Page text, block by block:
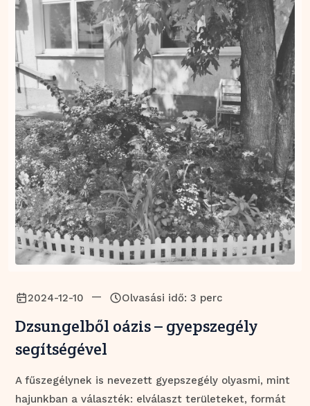
2024-12-10 — Olvasási idő: 3 perc
Dzsungelből oázis – gyepszegély
segítségével
A fűszegélynek is nevezett gyepszegély olyasmi, mint
hajunkban a választék: elválaszt területeket, formát